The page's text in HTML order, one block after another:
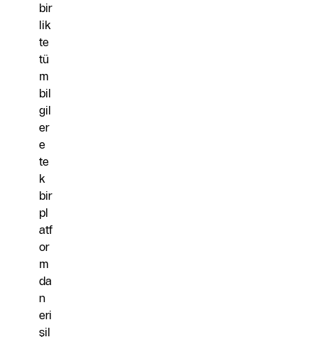
bir
lik
te
tü
m
bil
gil
er
e
te
k
bir
pl
atf
or
m
da
n
eri
şil